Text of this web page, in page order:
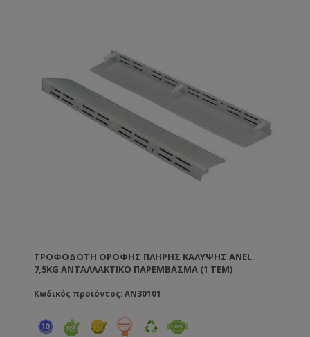
ΤΡΟΦΟΔΌΤΗ ΟΡΟΦΉΣ ΠΛΉΡΗΣ ΚΆΛΥΨΗΣ ANEL
7,5KG ΑΝΤΑΛΛΑΚΤΙΚΌ ΠΑΡΕΜΒΆΣΜΑ (1 ΤΕΜ)
Κωδικός προϊόντος: AN30101